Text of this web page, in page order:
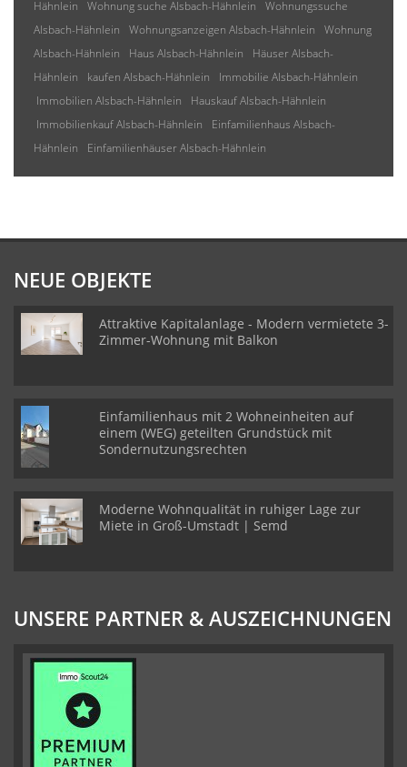
Hähnlein Wohnung suche Alsbach-Hähnlein
Wohnungssuche
Alsbach-Hähnlein
Wohnungsanzeigen Alsbach-Hähnlein
Wohnung
Alsbach-Hähnlein
Haus Alsbach-Hähnlein
Häuser Alsbach-
Hähnlein
kaufen Alsbach-Hähnlein
Immobilie Alsbach-Hähnlein
Immobilien Alsbach-Hähnlein
Hauskauf Alsbach-Hähnlein
Immobilienkauf Alsbach-Hähnlein
Einfamilienhaus Alsbach-
Hähnlein
Einfamilienhäuser Alsbach-Hähnlein
NEUE OBJEKTE
Attraktive Kapitalanlage - Modern vermietete 3-
Zimmer-Wohnung mit Balkon
Einfamilienhaus mit 2 Wohneinheiten auf
einem (WEG) geteilten Grundstück mit
Sondernutzungsrechten
Moderne Wohnqualität in ruhiger Lage zur
Miete in Groß-Umstadt | Semd
UNSERE PARTNER & AUSZEICHNUNGEN